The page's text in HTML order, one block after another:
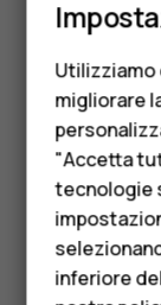
HMD
Per
Toccare
Ti è stato
Utilizziamo
migliorare
"Accetta
tecnologie
inferiore